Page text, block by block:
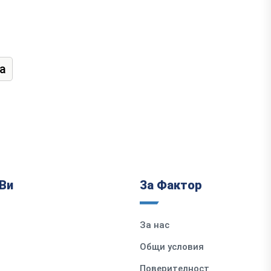
За Фактор
За нас
Общи условия
Поверителност